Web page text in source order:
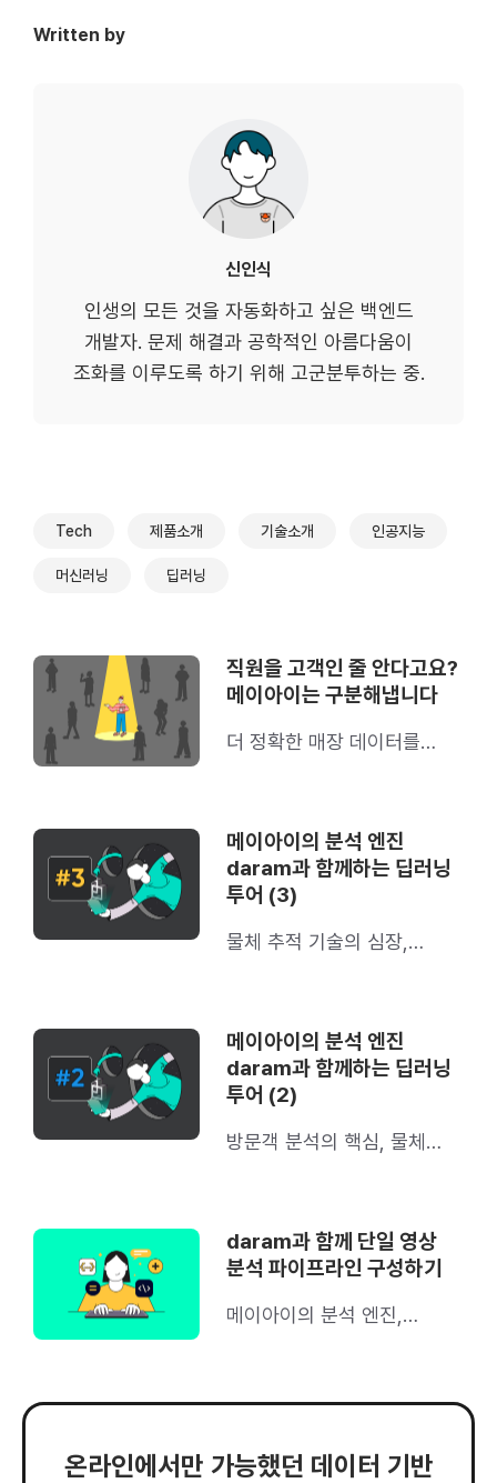
Written by
신인식
인생의 모든 것을 자동화하고 싶은 백엔드
개발자. 문제 해결과 공학적인 아름다움이
조화를 이루도록 하기 위해 고군분투하는 중.
Tech 제품소개 기술소개 인공지능
머신러닝 딥러닝
직원을 고객인 줄 안다고요?
메이아이는 구분해냅니다
더 정확한 매장 데이터를
메이아이의 분석 엔진
daram과 함께하는 딥러닝
투어 (3)
물체 추적 기술의 심장,
드립니다.
메이아이의 분석 엔진
daram과 함께하는 딥러닝
투어 (2)
방문객 분석의 핵심, 물체
daram과 함께 단일 영상
분석 파이프라인 구성하기
메이아이의 분석 엔진,
구성되어 있을까?
온라인에서만 가능했던 데이터 기반